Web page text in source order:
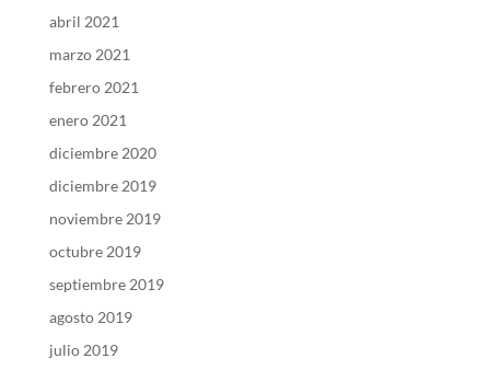
abril 2021
marzo 2021
febrero 2021
enero 2021
diciembre 2020
diciembre 2019
noviembre 2019
octubre 2019
septiembre 2019
agosto 2019
julio 2019